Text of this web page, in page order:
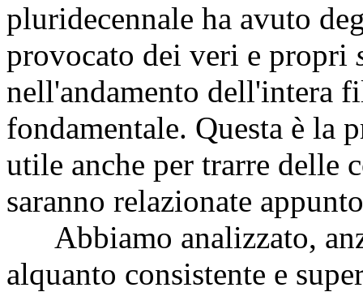
pluridecennale ha avuto
provocato dei veri e propri
nell'andamento dell'intera
fondamentale. Questa è la
utile anche per trarre delle
saranno relazionate
Abbiamo analizzato,
alquanto consistente e